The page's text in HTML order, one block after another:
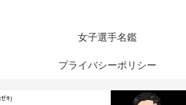
女子選手名鑑
プライバシーポリシー